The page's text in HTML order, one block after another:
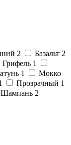
2 Базальт 2
Грифель 1
1
Мокко
Прозрачный 1
Шампань 2